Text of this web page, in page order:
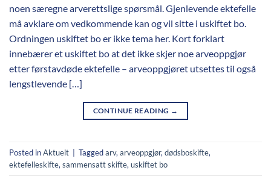
noen særegne arverettslige spørsmål. Gjenlevende ektefelle
må avklare om vedkommende kan og vil sitte i uskiftet bo.
Ordningen uskiftet bo er ikke tema her. Kort forklart
innebærer et uskiftet bo at det ikke skjer noe arveoppgjør
etter førstavdøde ektefelle – arveoppgjøret utsettes til også
lengstlevende […]
CONTINUE READING →
Posted inAktuelt Taggedarv, arveoppgjør, dødsboskifte,
ektefelleskifte, sammensatt skifte, uskiftet bo